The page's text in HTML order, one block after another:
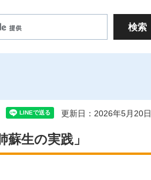
更新日：2026年5月20日
生の実践」